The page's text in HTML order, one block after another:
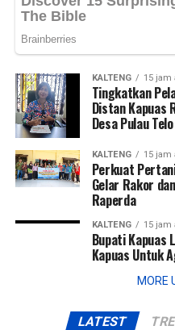
KALTENG 15 jam
Tingkatkan
Distan Kapuas
Desa Pulau Telo
KALTENG 15 jam
Perkuat
Gelar Rakor
Raperda
KALTENG 15 jam
Bupati Kapuas
Kapuas Untuk
MORE
LATEST